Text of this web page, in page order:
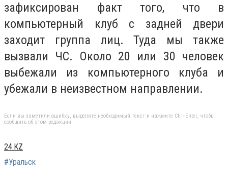
зафиксирован факт того, что в
компьютерный клуб с задней двери
заходит группа лиц. Туда мы также
вызвали ЧС. Около 20 или 30 человек
выбежали из компьютерного клуба и
убежали в неизвестном направлении.
Если вы заметили ошибку, выделите необходимый текст и нажмите Ctrl+Enter, чтобы
сообщить об этом редакции
24.KZ
#Уральск